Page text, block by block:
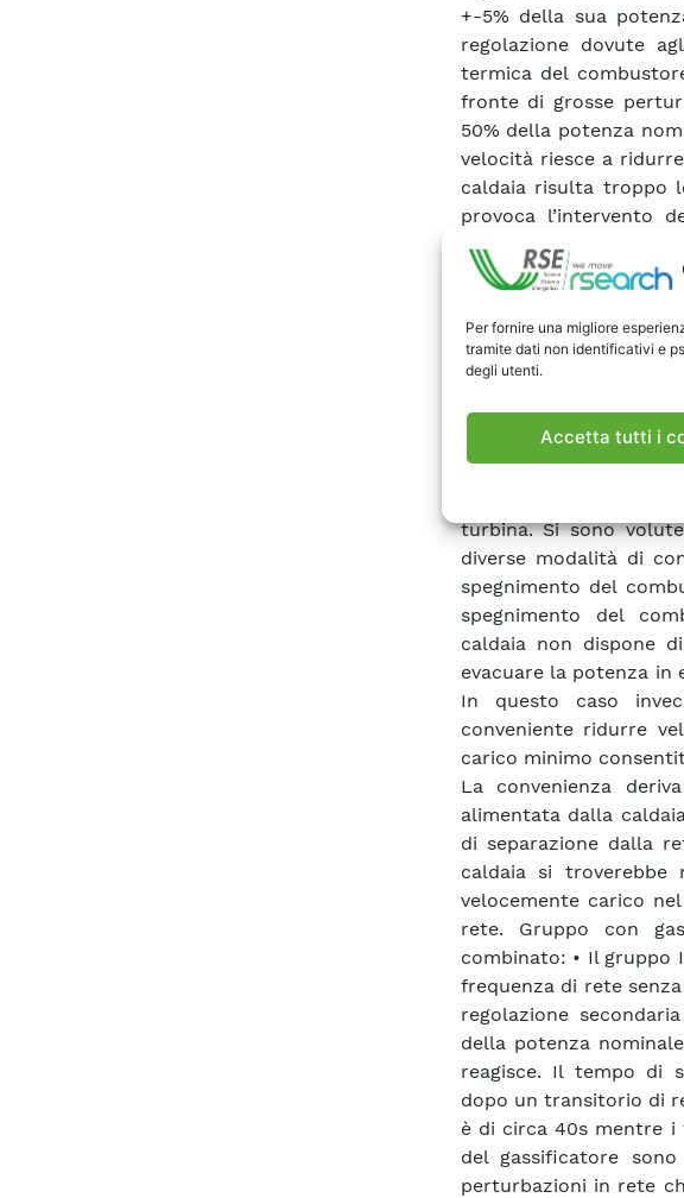
Per fornire una migliore
tramite dati non identificativi e
degli utenti.
Accetta tutti i
+-5% della sua
regolazione dovute
termica del
fronte di grosse
50% della potenza
velocità riesce a
caldaia risulta troppo
provoca l’intervento
problemi questo
di valvole di controllo
Nel caso invece di
attuatori più lenti si
di potenza
di carico. • Durante
consentono di
modulanti e non
controllare la
turbina. Si sono
diverse modalità di
spegnimento del
spegnimento del
caldaia non dispone
evacuare la potenza in
In questo caso
conveniente ridurre
carico minimo
La convenienza
alimentata dalla
di separazione dalla
caldaia si troverebbe
velocemente carico
rete. Gruppo con
combinato: • Il gruppo
frequenza di rete
regolazione
della potenza
reagisce. Il tempo di
dopo un transitorio di
è di circa 40s mentre i
del gassificatore
perturbazioni in rete